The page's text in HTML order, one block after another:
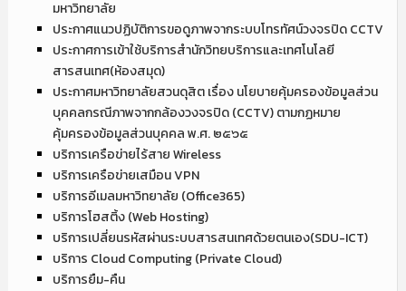
มหาวิทยาลัย
ประกาศแนวปฏิบัติการขอดูภาพจากระบบโทรทัศน์วงจรปิด CCTV
ประกาศการเข้าใช้บริการสำนักวิทยบริการและเทศโนโลยี
สารสนเทศ(ห้องสมุด)
ประกาศมหาวิทยาลัยสวนดุสิต เรื่อง นโยบายคุ้มครองข้อมูลส่วน
บุคคลกรณีภาพจากกล้องวงจรปิด (CCTV) ตามกฏหมาย
คุ้มครองข้อมูลส่วนบุคคล พ.ศ. ๒๕๖๕
บริการเครือข่ายไร้สาย Wireless
บริการเครือข่ายเสมือน VPN
บริการอีเมลมหาวิทยาลัย (Office365)
บริการโฮสติ้ง (Web Hosting)
บริการเปลี่ยนรหัสผ่านระบบสารสนเทศด้วยตนเอง(SDU-ICT)
บริการ Cloud Computing (Private Cloud)
บริการยืม-คืน